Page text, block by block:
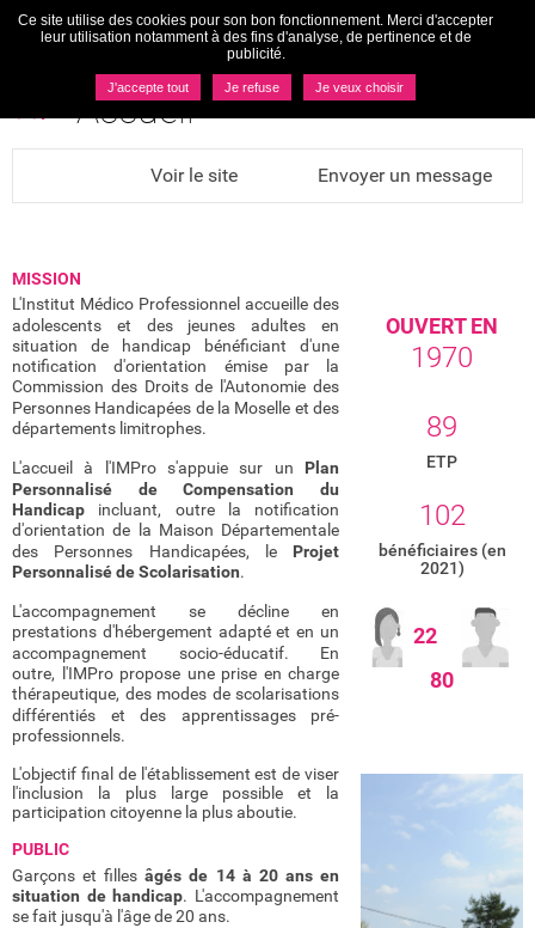
Accueil
Voir le site Envoyer un message
MISSION
L'Institut Médico Professionnel accueille des
adolescents et des jeunes adultes en
situation de handicap bénéficiant d'une
notification d'orientation émise par la
Commission des Droits de l'Autonomie des
Personnes Handicapées de la Moselle et des
départements limitrophes.
L'accueil à l'IMPro s'appuie sur un
Plan
Personnalisé de Compensation du
Handicap incluant, outre la notification
d'orientation de la Maison Départementale
des Personnes Handicapées, le Projet
Personnalisé de Scolarisation.
L'accompagnement se décline en
prestations d'hébergement adapté et en un
accompagnement socio-éducatif. En
outre, l'IMPro propose une prise en charge
thérapeutique, des modes de scolarisations
différentiés et des apprentissages pré-
professionnels.
L'objectif final de l'établissement est de viser
l'inclusion la plus large possible et la
participation citoyenne la plus aboutie.
PUBLIC
Garçons et fillesâgés de 14 à 20 ans en
situation de handicap. L'accompagnement
se fait jusqu'à l'âge de 20 ans.
OUVERT EN
1970
89
ETP
102
bénéficiaires (en
2021)
22
80
Ce site utilise des cookies pour son bon fonctionnement. Merci d'accepter
leur utilisation notamment à des fins d'analyse, de pertinence et de
publicité.
J'accepte tout Je refuse Je veux choisir